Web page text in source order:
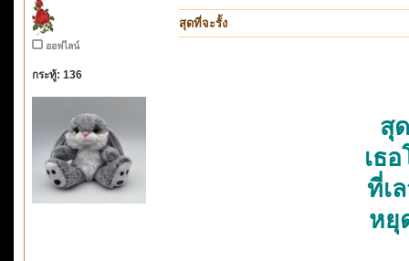
ออฟไลน์
กระทู้: 136
สุดที่จะรั้ง
สุ
เธ
ที่เ
หยุ